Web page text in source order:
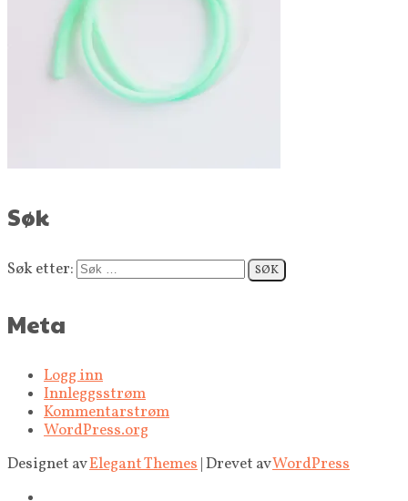
Søk
Søk etter:
Meta
Logg inn
Innleggsstrøm
Kommentarstrøm
WordPress.org
Designet avElegant Themes | Drevet avWordPress